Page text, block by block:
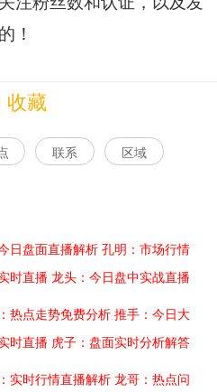
！
收藏
联系 区域
日盘面直播解析 孔明：市场行情
时直播 龙头：今日盘中实战直播
热点走势免费分析 推手：今日大
时直播 虎子：盘面实时分析解答
实时行情直播解析 龙哥：热点问